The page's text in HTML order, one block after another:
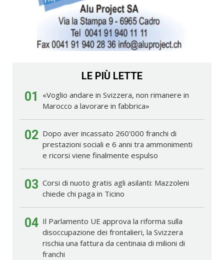
LE PIÙ LETTE
01
«Voglio andare in Svizzera, non rimanere in
Marocco a lavorare in fabbrica»
02 Dopo aver incassato 260'000 franchi di
prestazioni sociali e 6 anni tra ammonimenti
e ricorsi viene finalmente espulso
03 Corsi di nuoto gratis agli asilanti: Mazzoleni
chiede chi paga in Ticino
04 Il Parlamento UE approva la riforma sulla
disoccupazione dei frontalieri, la Svizzera
rischia una fattura da centinaia di milioni di
franchi